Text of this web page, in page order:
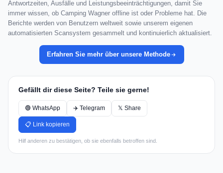
Antwortzeiten, Ausfälle und Leistungsbeeinträchtigungen, damit Sie
immer wissen, ob Camping Wagner offline ist oder Probleme hat. Die
Berichte werden von Benutzern weltweit sowie unserem eigenen
automatisierten Scansystem gesammelt und kontinuierlich aktualisiert.
Erfahren Sie mehr über unsere Methode
Gefällt dir diese Seite? Teile sie gerne!
🟢 WhatsApp ✈️ Telegram 𝕏 Share
📋 Link kopieren
Hilf anderen zu bestätigen, ob sie ebenfalls betroffen sind.